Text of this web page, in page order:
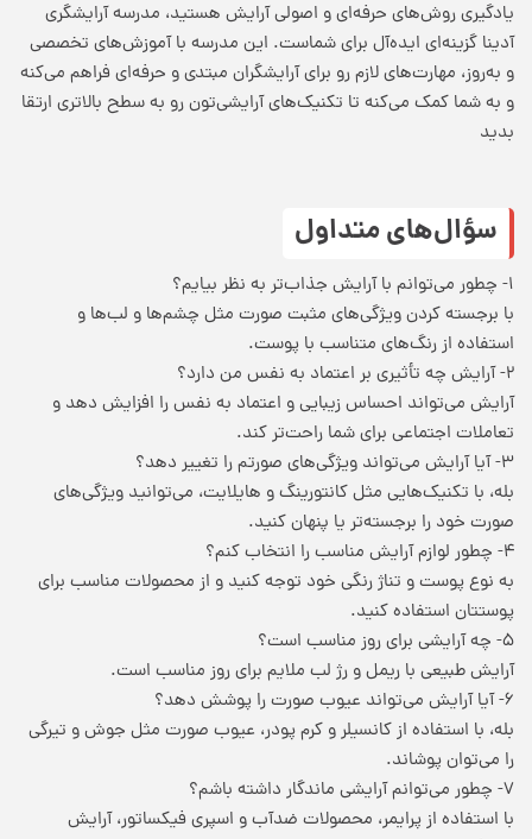
یادگیری روش‌های حرفه‌ای و اصولی آرایش هستید، مدرسه آرایشگری
آدینا گزینه‌ای ایده‌آل برای شماست. این مدرسه با آموزش‌های تخصصی
و به‌روز، مهارت‌های لازم رو برای آرایشگران مبتدی و حرفه‌ای فراهم می‌کنه
و به شما کمک می‌کنه تا تکنیک‌های آرایشی‌تون رو به سطح بالاتری ارتقا
بدید
سؤال‌های متداول
۱- چطور می‌توانم با آرایش جذاب‌تر به نظر بیایم؟
با برجسته کردن ویژگی‌های مثبت صورت مثل چشم‌ها و لب‌ها و
استفاده از رنگ‌های متناسب با پوست.
۲- آرایش چه تأثیری بر اعتماد به نفس من دارد؟
آرایش می‌تواند احساس زیبایی و اعتماد به نفس را افزایش دهد و
تعاملات اجتماعی برای شما راحت‌تر کند.
۳- آیا آرایش می‌تواند ویژگی‌های صورتم را تغییر دهد؟
بله، با تکنیک‌هایی مثل کانتورینگ و هایلایت، می‌توانید ویژگی‌های
صورت خود را برجسته‌تر یا پنهان کنید.
۴- چطور لوازم آرایش مناسب را انتخاب کنم؟
به نوع پوست و تناژ رنگی خود توجه کنید و از محصولات مناسب برای
پوستتان استفاده کنید.
۵- چه آرایشی برای روز مناسب است؟
آرایش طبیعی با ریمل و رژ لب ملایم برای روز مناسب است.
۶- آیا آرایش می‌تواند عیوب صورت را پوشش دهد؟
بله، با استفاده از کانسیلر و کرم پودر، عیوب صورت مثل جوش و تیرگی
را می‌توان پوشاند.
۷- چطور می‌توانم آرایشی ماندگار داشته باشم؟
با استفاده از پرایمر، محصولات ضدآب و اسپری فیکساتور، آرایش